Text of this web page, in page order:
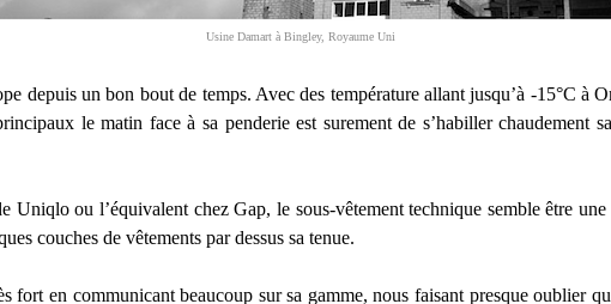
Usine Damart à Bingley, Royaume Uni
depuis un bon bout de temps. Avec des température allant jusqu’à -15°C à
le matin face à sa penderie est surement de s’habiller chaudement
Uniqlo ou l’équivalent chez Gap, le sous-vêtement technique semble être
couches de vêtements par dessus sa tenue.
fort en communicant beaucoup sur sa gamme, nous faisant presque oublier